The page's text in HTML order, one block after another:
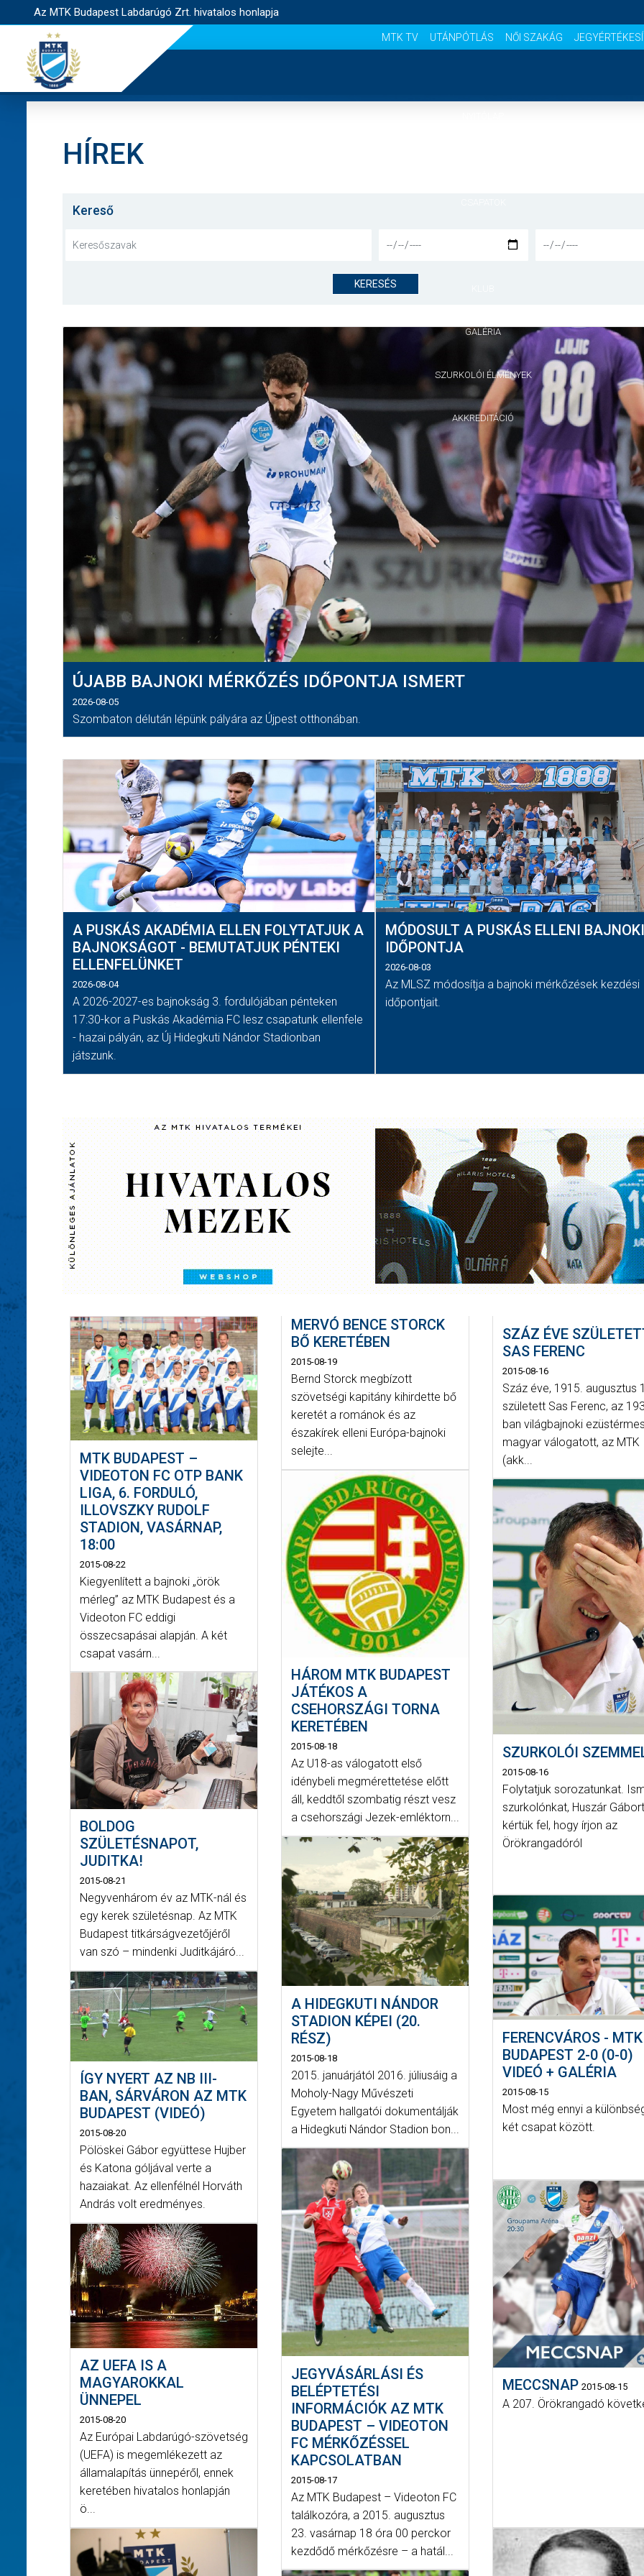
Az MTK Budapest Labdarúgó Zrt. hivatalos honlapja
MTK TV UTÁNPÓTLÁS NŐI SZAKÁG
MÉRKŐZÉSEK
GALÉRIA
SZURKOLÓI ÉLMÉNYEK
AKKREDITÁCIÓ
HÍREK
Kereső
KERESÉS
ÚJABB BAJNOKI MÉRKŐZÉS IDŐPONTJA ISMERT
2026-08-05
Szombaton délután lépünk pályára az Újpest otthonában.
A PUSKÁS AKADÉMIA ELLEN FOLYTATJUK A
BAJNOKSÁGOT - BEMUTATJUK PÉNTEKI
ELLENFELÜNKET
2026-08-04
A 2026-2027-es bajnokság 3. fordulójában pénteken
17:30-kor a Puskás Akadémia FC lesz csapatunk ellenfele
- hazai pályán, az Új Hidegkuti Nándor Stadionban
játszunk.
MÓDOSULT A PUSKÁS ELLENI BAJNOKI
IDŐPONTJA
2026-08-03
Az MLSZ módosítja a bajnoki mérkőzések kezdési
időpontjait.
MTK BUDAPEST –
VIDEOTON FC OTP BANK
LIGA, 6. FORDULÓ,
ILLOVSZKY RUDOLF
STADION, VASÁRNAP,
18:00
2015-08-22
Kiegyenlített a bajnoki „örök
mérleg” az MTK Budapest és a
Videoton FC eddigi
összecsapásai alapján. A két
csapat vasárn...
BOLDOG
SZÜLETÉSNAPOT,
JUDITKA!
2015-08-21
Negyvenhárom év az MTK-nál és
egy kerek születésnap. Az MTK
Budapest titkárságvezetőjéről
van szó – mindenki Juditkájáró...
ÍGY NYERT AZ NB III-
BAN, SÁRVÁRON AZ MTK
BUDAPEST (VIDEÓ)
2015-08-20
Pölöskei Gábor együttese Hujber
és Katona góljával verte a
hazaiakat. Az ellenfélnél Horváth
András volt eredményes.
AZ UEFA IS A
MAGYAROKKAL
ÜNNEPEL
2015-08-20
Az Európai Labdarúgó-szövetség
(UEFA) is megemlékezett az
államalapítás ünnepéről, ennek
keretében hivatalos honlapján
ö...
MERVÓ BENCE STORCK
BŐ KERETÉBEN
2015-08-19
Bernd Storck megbízott
szövetségi kapitány kihirdette bő
keretét a románok és az
északírek elleni Európa-bajnoki
selejte...
HÁROM MTK BUDAPEST
JÁTÉKOS A
CSEHORSZÁGI TORNA
KERETÉBEN
2015-08-18
Az U18-as válogatott első
idénybeli megmérettetése előtt
áll, keddtől szombatig részt vesz
a csehországi Jezek-emléktorn...
A HIDEGKUTI NÁNDOR
STADION KÉPEI (20.
RÉSZ)
2015-08-18
2015. januárjától 2016. júliusáig a
Moholy-Nagy Művészeti
Egyetem hallgatói dokumentálják
a Hidegkuti Nándor Stadion bon...
JEGYVÁSÁRLÁSI ÉS
BELÉPTETÉSI
INFORMÁCIÓK AZ MTK
BUDAPEST – VIDEOTON
FC MÉRKŐZÉSSEL
KAPCSOLATBAN
2015-08-17
Az MTK Budapest – Videoton FC
találkozóra, a 2015. augusztus
23. vasárnap 18 óra 00 perckor
kezdődő mérkőzésre – a hatál...
SZÁZ ÉVE
SAS FERENC
2015-08-16
Száz éve, 1915. augusztus
született Sas Ferenc, az
ban világbajnoki
magyar válogatott, az MTK
(akk...
SZURKOLÓI
2015-08-16
Folytatjuk sorozatunkat.
szurkolónkat, Huszár Gábort
kértük fel, hogy írjon az
Örökrangadóról
FERENCVÁROS - MTK
BUDAPEST 2-0 (0-0)
VIDEÓ + GALÉRIA
2015-08-15
Most még ennyi a
két csapat között.
MECCSNAP 2015-08-15
A 207. Örökrangadó